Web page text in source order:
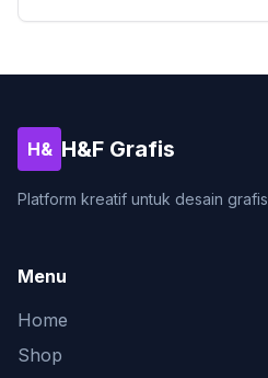
H& H&F Grafis
Platform kreatif untuk desain grafis
Menu
Home
Shop